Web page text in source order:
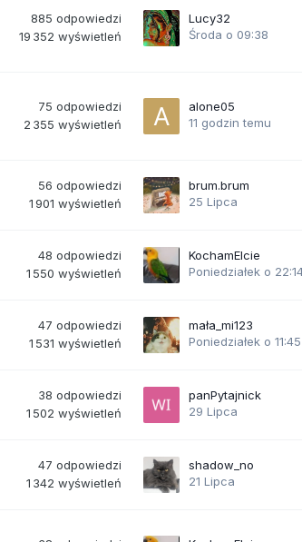
885 odpowiedzi
19 352 wyświetleń
Lucy32
Środa o 09:38
75 odpowiedzi
2 355 wyświetleń
alone05
11 godzin temu
56 odpowiedzi
1 901 wyświetleń
brum.brum
25 Lipca
48 odpowiedzi
1 550 wyświetleń
KochamElcie
Poniedziałek o
47 odpowiedzi
1 531 wyświetleń
mała_mi123
Poniedziałek o 11:45
38 odpowiedzi
1 502 wyświetleń
panPytajnick
29 Lipca
47 odpowiedzi
1 342 wyświetleń
shadow_no
21 Lipca